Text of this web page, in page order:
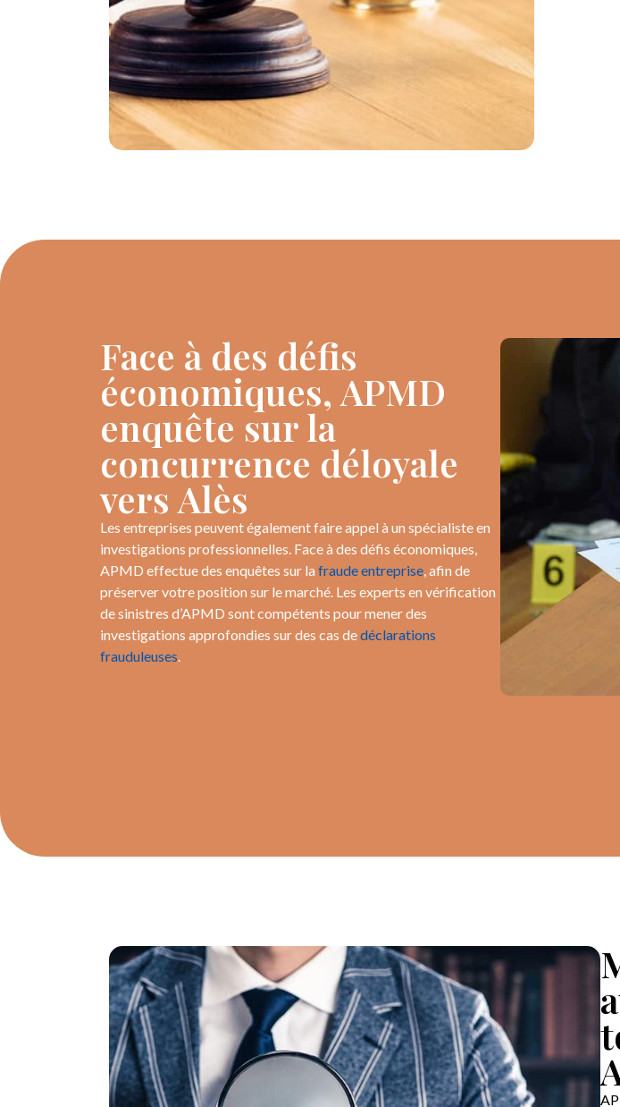
Face à des défis
économiques, APMD
enquête sur la
concurrence déloyale
vers Alès
Les entreprises peuvent également faire appel à un spécialiste en
investigations professionnelles. Face à des défis économiques,
APMD effectue des enquêtes sur la fraude entreprise, afin de
préserver votre position sur le marché. Les experts en vérification
de sinistres d’APMD sont compétents pour mener des
investigations approfondies sur des cas dedéclarations
frauduleuses.